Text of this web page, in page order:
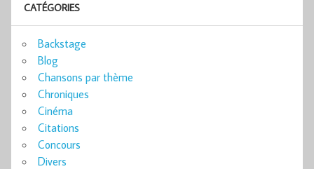
CATÉGORIES
Backstage
Blog
Chansons par thème
Chroniques
Cinéma
Citations
Concours
Divers